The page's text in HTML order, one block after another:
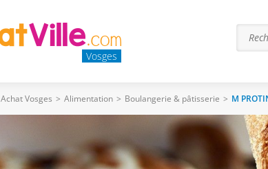
Vosges
Achat Vosges > Alimentation > Boulangerie & pâtisserie > M